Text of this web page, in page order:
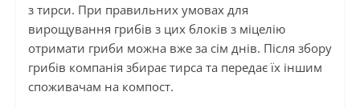
з тирси. При правильних умовах для
вирощування грибів з цих блоків з міцелію
отримати гриби можна вже за сім днів. Після збору
грибів компанія збирає тирса та передає їх іншим
споживачам на компост.